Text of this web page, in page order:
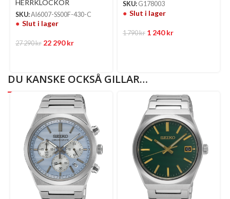
HERRKLOCKOR
SKU:AI6007-SS00F-430-C
Slut i lager
27 290kr 22 290kr
SKU: G178003
Slut i lager
1 790kr 1 240kr
DU KANSKE OCKSÅ GILLAR…